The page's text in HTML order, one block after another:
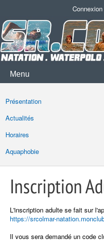
Connexion
Menu
Présentation
Actualités
Horaires
Aquaphobie
Inscription
L'inscription adulte se fait sur
https://srcolmar-
Il vous sera demandé un code